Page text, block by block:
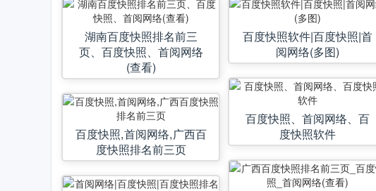
湖南百度快照排名前三
页、百度快照、首阅网络
(查看)
百度快照,首阅网络,广西百
度快照排名前三页
百度快照软件|百度快照|首
阅网络(多图)
百度快照、首阅网络、百
度快照软件